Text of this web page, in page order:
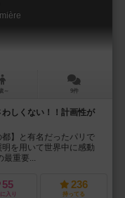
～ 9件
しくない！！計画性が
】と有名だったパリで
を用いて世界中に感動
最重要...
55
入り
236
持ってる